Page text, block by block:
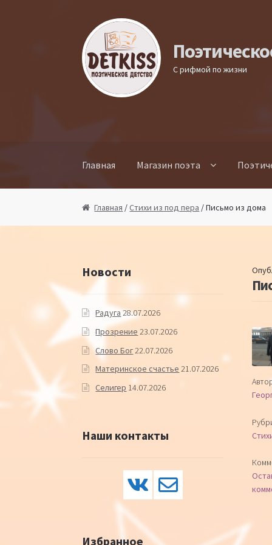
С рифмой по жизни
Главная Магазин поэта
Главная /Стихи из под пера / Письмо из дома
Новости
Радуга 28.07.2026
Прозрение 23.07.2026
Слово Бог22.07.2026
Материнское счастье 21.07.2026
Селигер 14.07.2026
Наши контакты
Избранное